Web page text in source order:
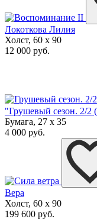
Локоткова Лилия
Холст, 60 x 90
12 000 руб.
"Грушевый сезон. 2/2
Бумага, 27 x 35
4 000 руб.
Вера
Холст, 60 x 90
199 600 руб.